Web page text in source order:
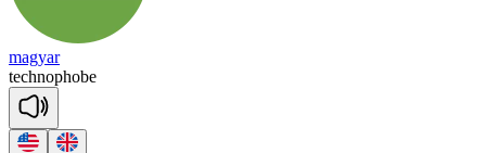
magyar
technophobe